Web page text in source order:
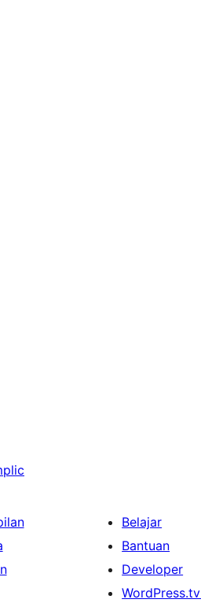
Belajar
Bantuan
Developer
WordPress.tv